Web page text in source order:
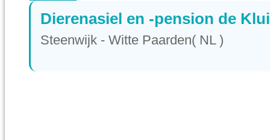
Dierenasiel en -pension de
Steenwijk - Witte Paarden( NL )